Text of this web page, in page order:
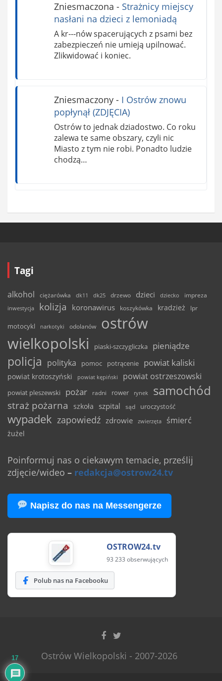
Zniesmaczona - Strażnicy miejscy
nasłani na dzieci z lemoniadą
A kr---nów spacerujących z psami bez
zabezpieczeń nie umieją upilnować.
Zlikwidować i koniec.
Zniesmaczony- I Ostrów znowu
popłynął (ZDJĘCIA)
Ostrów to jednak dziadostwo. Co roku
zalewa te same obszary, czyli nic
Miasto z tym nie robi. Ponadto ludzie
chodzą…
Tagi
alkohol ciężarówka dk11 dk25 drzewo dzieci dziecko
impreza
inwestycja
kolizja koronawirus koszykówka kradzież lpr
motocykl narkotyki odolanów
ostrów
wielkopolski
piaski-szczygliczka pieniądze
policja polityka pomoc potrącenie powiat kaliski
powiat krotoszyński powiat kępiński powiat ostrzeszowski
powiat pleszewski pożar radni rower rynek samochód
straż pożarna szkoła szpital sąd uroczystość
wypadek zapowiedź zdrowie zwierzęta śmierć
żużel
Poinformuj nas o ciekawym temacie, prześlij
zdjęcie/wideo – redakcja@ostrow24.tv
Napisz do nas na Messengerze
OSTROW24.tv
93 233 obserwujących
Polub nas na Facebooku
Ostrów Wielkopolski - 2007-2026
17